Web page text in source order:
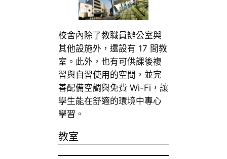
校舍內除了教職員辦公室與
其他設施外，還設有 17 間教
室。此外，也有可供課後複
習與自習使用的空間，並完
善配備空調與免費 Wi-Fi，讓
學生能在舒適的環境中專心
學習。
教室